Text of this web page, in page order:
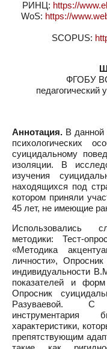
РИНЦ: https://
WoS: https://
SCOPUS:
ФГОБУ ВО
Аннотация. В данной
психологических
суицидальному
изоляции. В
изучения
находящихся под
котором приняли
45 лет, не имеющие
Использовались
методики: Тест-
«Методика
личности»,
индивидуальности
показателей и
Опросник
Разуваевой. С
характеристики,
препятствующим